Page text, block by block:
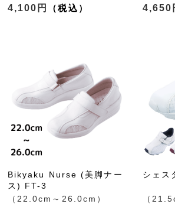
4,100円 4,650
Bikyaku Nurse (美脚ナー
ス) FT-3
（22.0cm～26.0cm）
シェス
（